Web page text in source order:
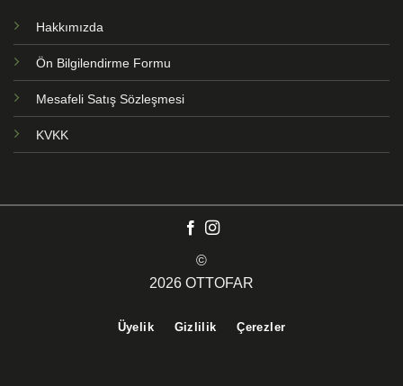
Hakkımızda
Ön Bilgilendirme Formu
Mesafeli Satış Sözleşmesi
KVKK
©
2026 OTTOFAR
Üyelik Gizlilik Çerezler